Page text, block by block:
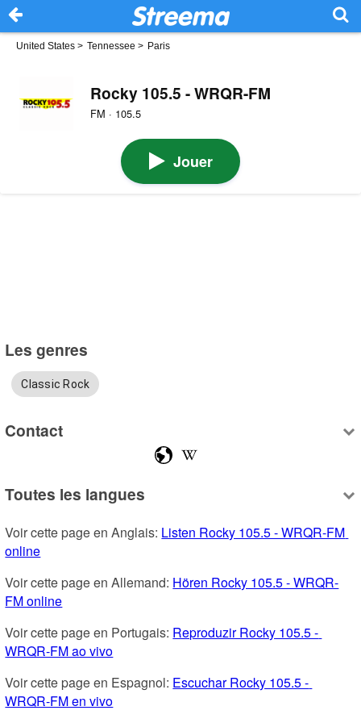
United States > Tennessee > Paris
Rocky 105.5 - WRQR-FM
FM · 105.5
Jouer
Les genres
Classic Rock
Contact
Toutes les langues
Voir cette page en Anglais: Listen Rocky 105.5 - WRQR-FM
online
Voir cette page en Allemand: Hören Rocky 105.5 - WRQR-
FM online
Voir cette page en Portugais: Reproduzir Rocky 105.5 -
WRQR-FM ao vivo
Voir cette page en Espagnol: Escuchar Rocky 105.5 -
WRQR-FM en vivo